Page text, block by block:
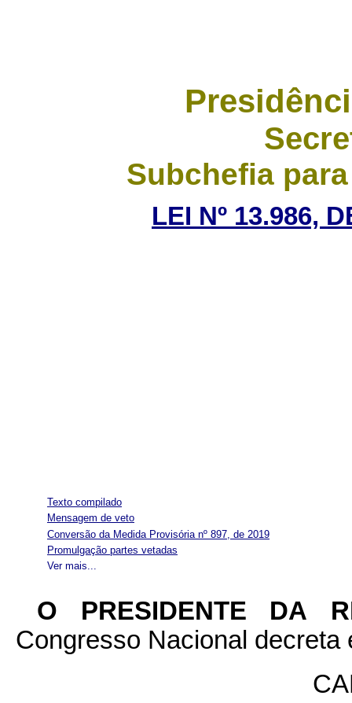
Subchefia
LEI Nº 13.986,
Ver mais...
Texto compilado
Mensagem de veto
Conversão da Medida Provisória nº 897, de 2019
Promulgação partes vetadas
O PRESIDENTE DA
Congresso Nacional